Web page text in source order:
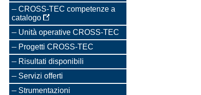
CROSS-TEC competenze a
catalogo
Unità operative CROSS-TEC
Progetti CROSS-TEC
Risultati disponibili
Servizi offerti
Strumentazioni